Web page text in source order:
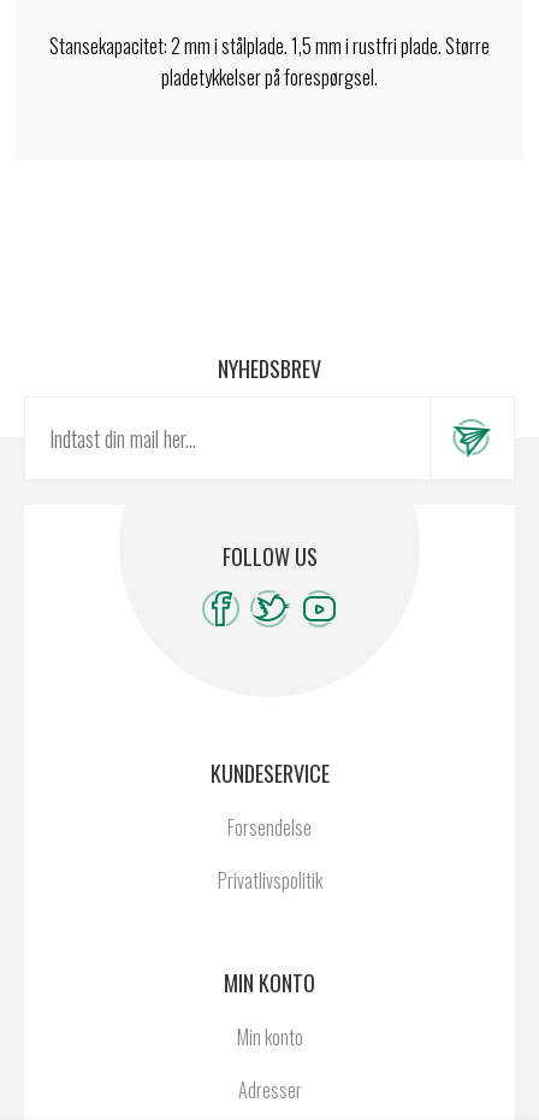
Stansekapacitet: 2 mm i stålplade. 1,5 mm i rustfri plade. Større
pladetykkelser på forespørgsel.
NYHEDSBREV
FOLLOW US
KUNDESERVICE
Forsendelse
Privatlivspolitik
MIN KONTO
Min konto
Adresser